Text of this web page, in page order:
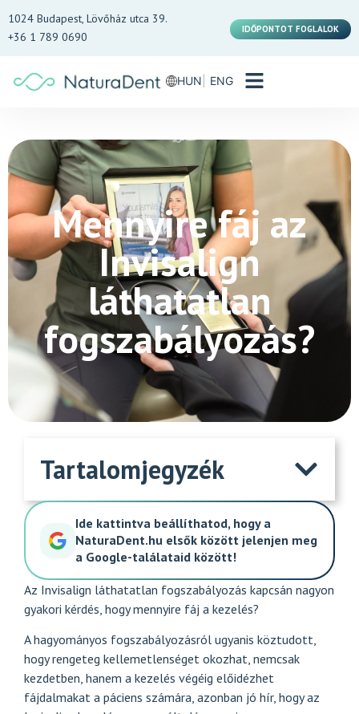
1024 Budapest, Lövőház utca 39.
+36 1 789 0690
IDŐPONTOT FOGLALOK
HUN ENG
Mennyire fáj az
Invisalign
láthatatlan
fogszabályozás?
Tartalomjegyzék
Ide kattintva beállíthatod, hogy a
NaturaDent.hu elsők között jelenjen meg
a Google-találataid között!
Az Invisalign láthatatlan fogszabályozás kapcsán nagyon
gyakori kérdés, hogy mennyire fáj a kezelés?
A hagyományos fogszabályozásról ugyanis köztudott,
hogy rengeteg kellemetlenséget okozhat, nemcsak
kezdetben, hanem a kezelés végéig előidézhet
fájdalmakat a páciens számára, azonban jó hír, hogy az